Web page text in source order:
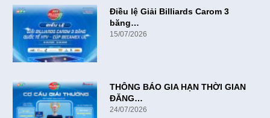
Điều lệ Giải Billiards Carom 3
băng…
15/07/2026
THÔNG BÁO GIA HẠN THỜI GIAN
ĐĂNG…
24/07/2026